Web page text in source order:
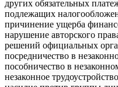
других обязательных
подлежащих
причинение ущерба
нарушение авторского
решений официальных
посредничество в
пособничество в
незаконное